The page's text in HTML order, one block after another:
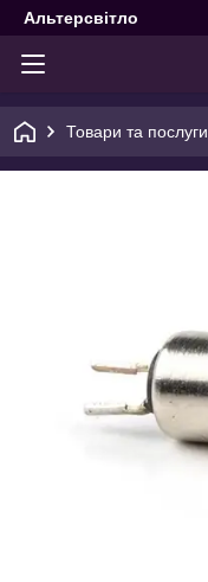
Альтерсвітло
Товари та послуги